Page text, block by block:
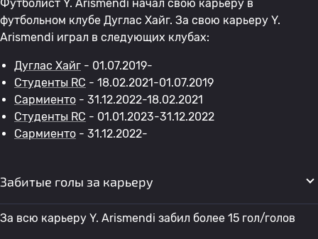
Футболист Y. Arismendi начал свою карьеру в
футбольном клубе Дуглас Хайг. За свою карьеру Y.
Arismendi играл в следующих клубах:
Дуглас Хайг - 01.07.2019-
Студенты RC - 18.02.2021-01.07.2019
Сармиенто - 31.12.2022-18.02.2021
Студенты RC - 01.01.2023-31.12.2022
Сармиенто - 31.12.2022-
Забитые голы за карьеру
За всю карьеру Y. Arismendi забил более 15 гол/голов